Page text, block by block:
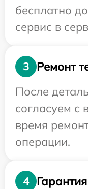
бесплатно
сервис в
3
Ремонт
После
согласуем с
время
операции.
4
Гарантия